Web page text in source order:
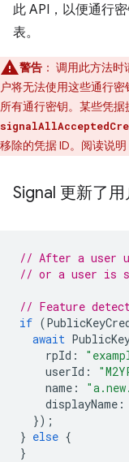
此 API，以便通行
表。
警告 ： 调用此方法时
户将无法使用这些通行
所有通行密钥。某些凭
移除的凭据 ID。阅读说
Signal 更新了
// After a user
// or a user is
// Feature
if (
await
rpId :
userId :
name :
displayName :
});
} else {
}